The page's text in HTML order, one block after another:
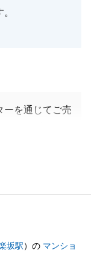
ーを通じてご売
動産売買でお
困りの方など
けくださいま
い致します。
坂駅）の マンショ